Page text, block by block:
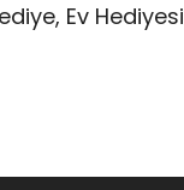
Ev Hediyesi